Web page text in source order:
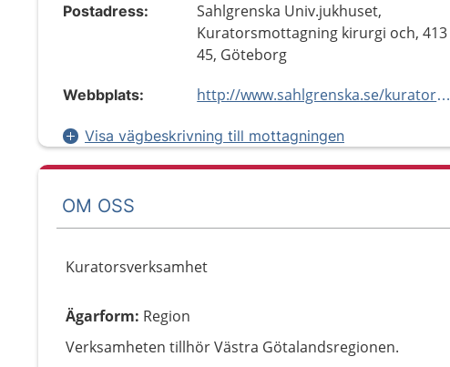
Postadress:
Sahlgrenska Univ.jukhuset,
Kuratorsmottagning kirurgi och, 413
45, Göteborg
Webbplats: http://www.sahlgrenska.se/kuratorsmottagning-kirurgi-och-njurmedicin-sahlgrenska
Visa vägbeskrivning till mottagningen
OM OSS
Kuratorsverksamhet
Ägarform: Region
Verksamheten tillhör Västra Götalandsregionen.